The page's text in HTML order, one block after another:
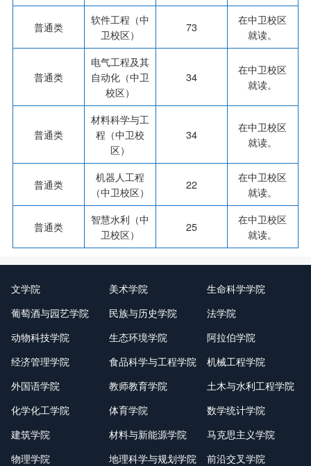
普通类
软件工程（中
卫校区）
73
在中卫校区
就读。
普通类
电气工程及其
自动化（中卫
校区）
34
在中卫校区
就读。
普通类
材料科学与工
程（中卫校
区）
34
在中卫校区
就读。
普通类
机器人工程
（中卫校区）
22
在中卫校区
就读。
普通类
智慧水利（中
卫校区）
25
在中卫校区
就读。
文学院 美术学院 生命科学学院
葡萄酒与园艺学院 民族与历史学院 法学院
动物科技学院 生态环境学院 阿拉伯学院
经济管理学院 食品科学与工程学院 机械工程学院
外国语学院 教师教育学院 土木与水利工程学院
化学化工学院 体育学院 数学统计学院
建筑学院 材料与新能源学院 马克思主义学院
物理学院 地理科学与规划学院 前沿交叉学院